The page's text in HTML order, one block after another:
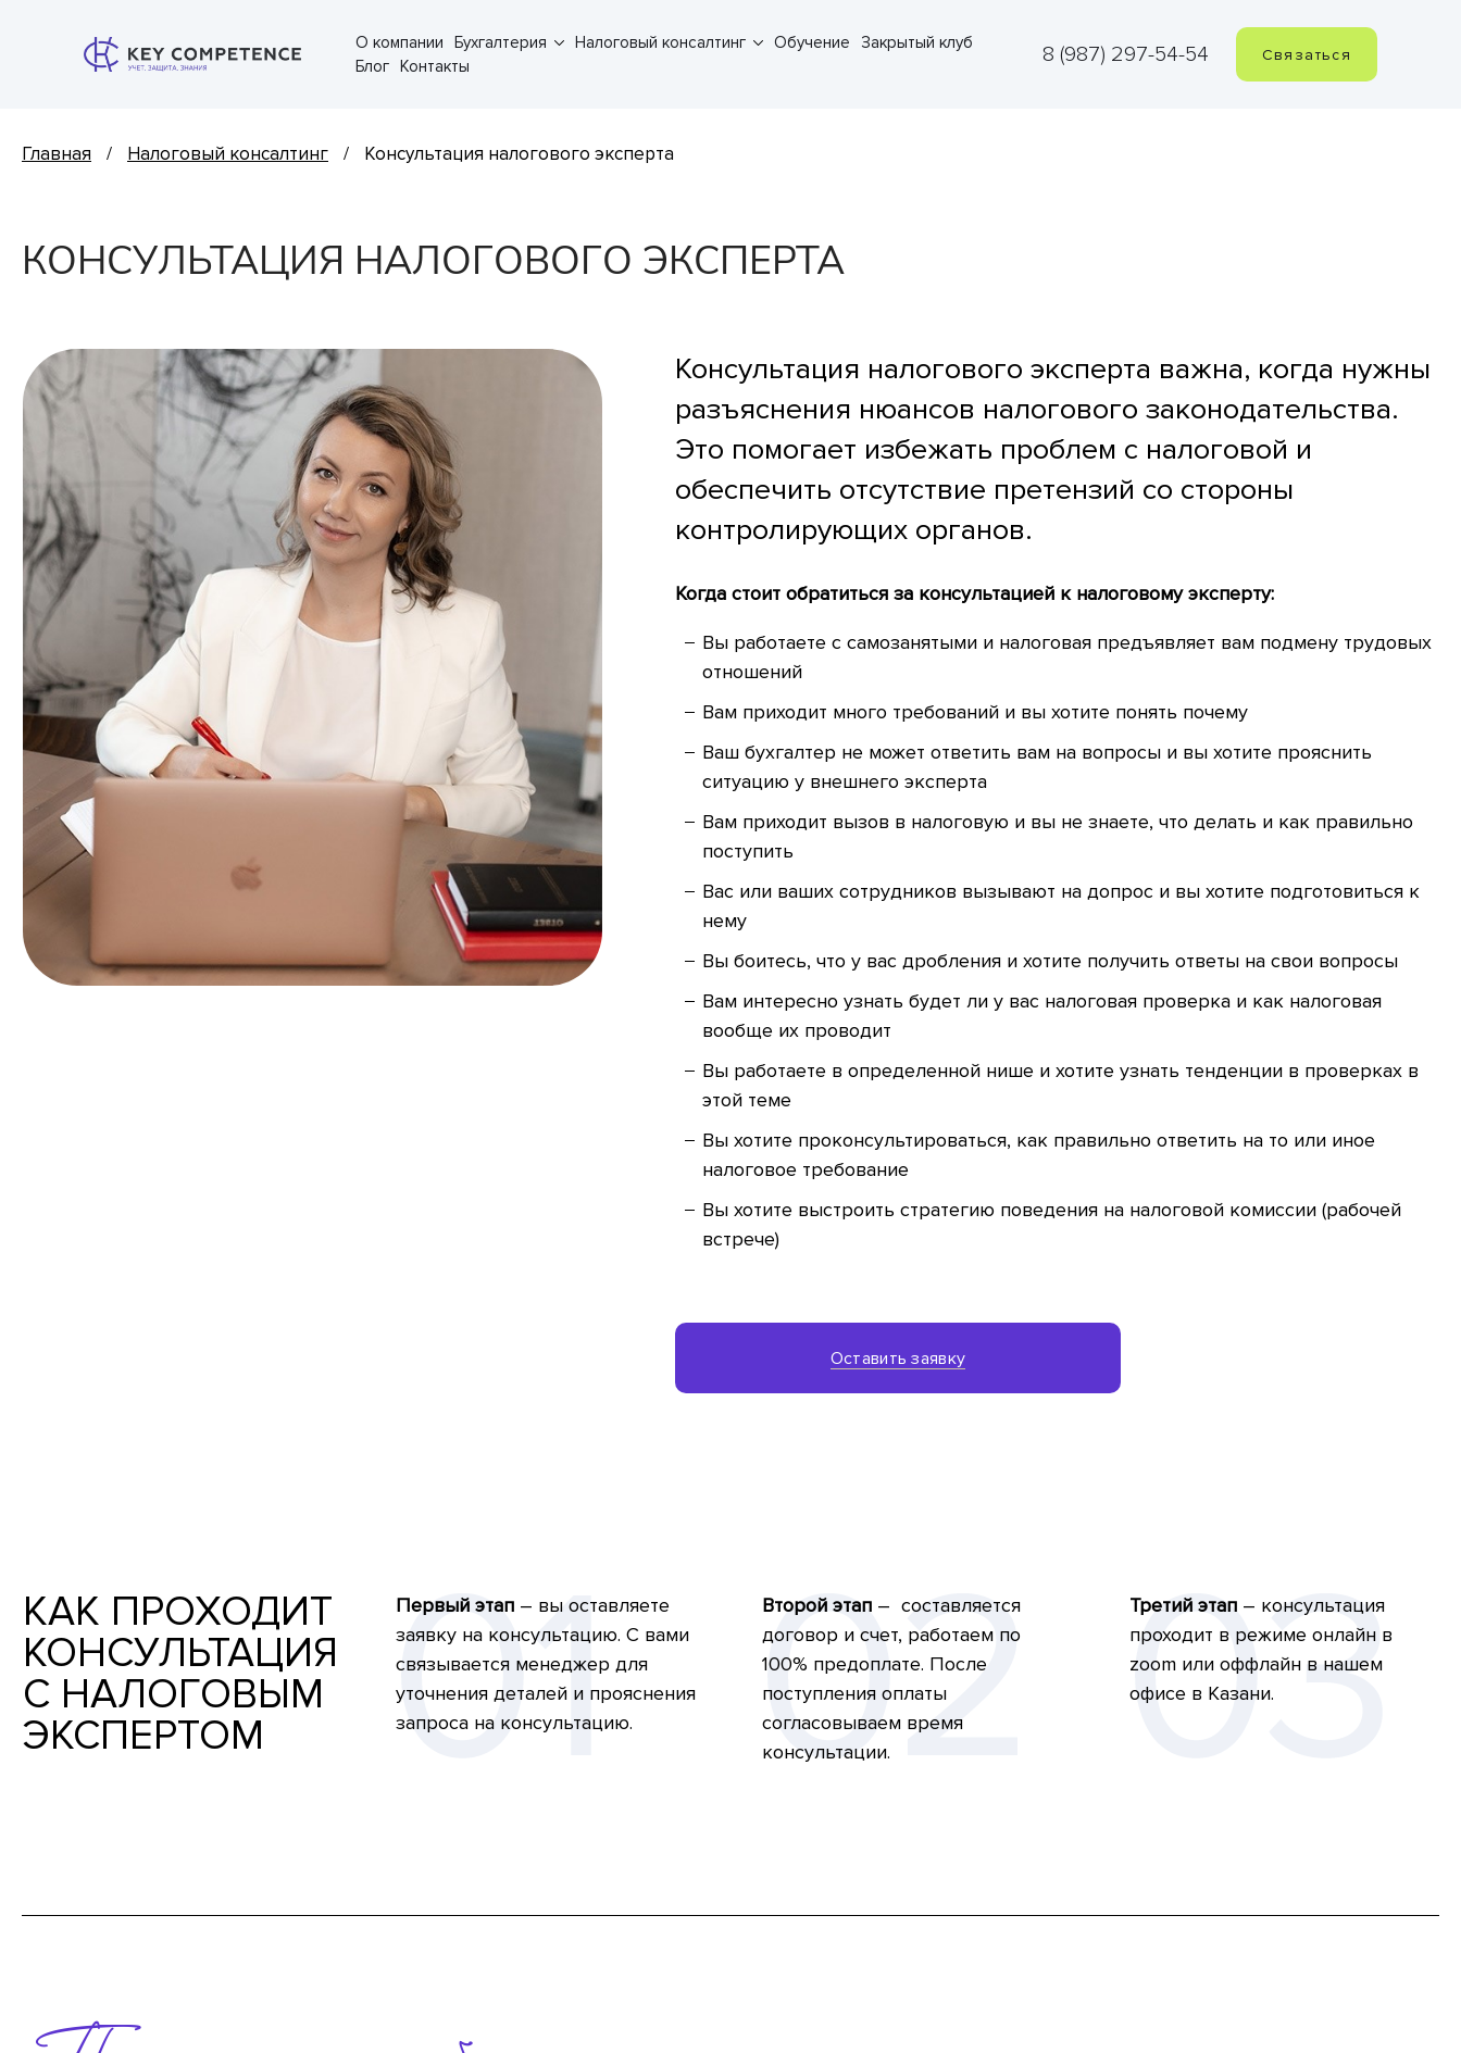
О компании Бухгалтерия Налоговый консалтинг Обучение
Закрытый клуб
Блог Контакты 8 (987) 297-54-54 Связаться
Главная / Налоговый консалтинг / Консультация налогового эксперта
КОНСУЛЬТАЦИЯ НАЛОГОВОГО ЭКСПЕРТА
Консультация налогового эксперта важна, когда нужны
разъяснения нюансов налогового законодательства.
Это помогает избежать проблем с налоговой и
обеспечить отсутствие претензий со стороны
контролирующих органов.
Когда стоит обратиться за консультацией к налоговому эксперту:
Вы работаете с самозанятыми и налоговая предъявляет вам подмену трудовых
отношений
Вам приходит много требований и вы хотите понять почему
Ваш бухгалтер не может ответить вам на вопросы и вы хотите прояснить
ситуацию у внешнего эксперта
Вам приходит вызов в налоговую и вы не знаете, что делать и как правильно
поступить
Вас или ваших сотрудников вызывают на допрос и вы хотите подготовиться к
нему
Вы боитесь, что у вас дробления и хотите получить ответы на свои вопросы
Вам интересно узнать будет ли у вас налоговая проверка и как налоговая
вообще их проводит
Вы работаете в определенной нише и хотите узнать тенденции в проверках в
этой теме
Вы хотите проконсультироваться, как правильно ответить на то или иное
налоговое требование
Вы хотите выстроить стратегию поведения на налоговой комиссии (рабочей
встрече)
Оставить заявку
КАК ПРОХОДИТ
КОНСУЛЬТАЦИЯ
С НАЛОГОВЫМ
ЭКСПЕРТОМ
Первый этап – вы оставляете
заявку на консультацию. С вами
связывается менеджер для
уточнения деталей и прояснения
запроса на консультацию.
Второй этап – составляется
договор и счет, работаем по
100% предоплате. После
поступления оплаты
согласовываем время
консультации.
Третий этап – консультация
проходит в режиме онлайн в
zoom или оффлайн в нашем
офисе в Казани.